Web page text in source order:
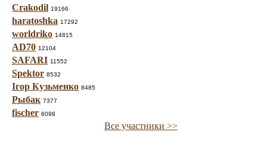
Crakodil 19166
haratoshka 17292
worldriko 14815
AD70 12104
SAFARI 11552
Spektor 8532
Ігор Кузьменко 8485
Рыбак 7377
fischer 6098
Все участники >>